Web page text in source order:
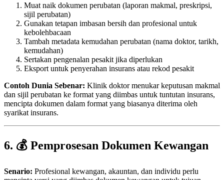
Muat naik dokumen perubatan (laporan makmal, preskripsi,
sijil perubatan)
Gunakan tetapan imbasan bersih dan profesional untuk
kebolehbacaan
Tambah metadata kemudahan perubatan (nama doktor, tarikh,
kemudahan)
Sertakan pengenalan pesakit jika diperlukan
Eksport untuk penyerahan insurans atau rekod pesakit
Contoh Dunia Sebenar: Klinik doktor menukar keputusan makmal
dan sijil perubatan ke format yang diimbas untuk tuntutan insurans,
mencipta dokumen dalam format yang biasanya diterima oleh
syarikat insurans.
6. 💰 Pemprosesan Dokumen Kewangan
Senario: Profesional kewangan, akauntan, dan individu perlu